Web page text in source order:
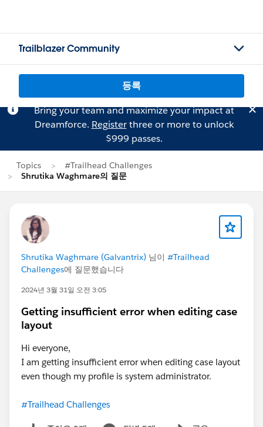
Trailblazer Community
등록
Bring your team and maximize your impact at
Dreamforce. Registerthree or more to unlock
$999 passes.
Topics
#Trailhead Challenges
Shrutika Waghmare의 질문
Shrutika Waghmare (Galvantrix) 님이 #Trailhead
Challenges에 질문했습니다
2024년 3월 31일 오전 3:05
Getting insufficient error when editing case
layout
Hi everyone,
I am getting insufficient error when editing case layout
even though my profile is system administrator.
#Trailhead Challenges